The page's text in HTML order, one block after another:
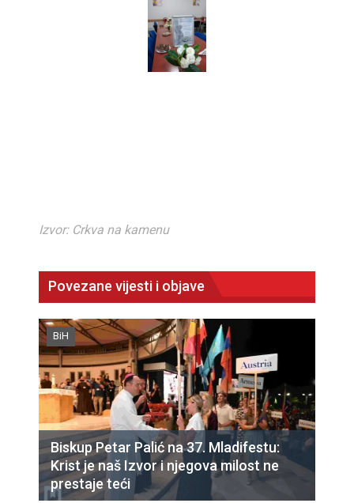
Izvor: Crkva na kamenu
Povezane vijesti i objave
BiH
Biskup Petar Palić na 37. Mladifestu:
Krist je naš Izvor i njegova milost ne
prestaje teći